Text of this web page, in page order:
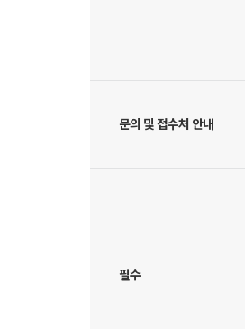
문의 및 접수처 안내
필수